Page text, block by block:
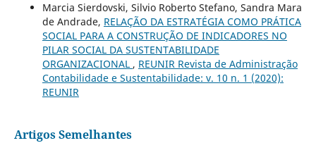
Marcia Sierdovski, Silvio Roberto Stefano, Sandra Mara
de Andrade, RELAÇÃO DA ESTRATÉGIA COMO PRÁTICA
SOCIAL PARA A CONSTRUÇÃO DE INDICADORES NO
PILAR SOCIAL DA SUSTENTABILIDADE
ORGANIZACIONAL , REUNIR Revista de Administração
Contabilidade e Sustentabilidade: v. 10 n. 1 (2020):
REUNIR
Artigos Semelhantes